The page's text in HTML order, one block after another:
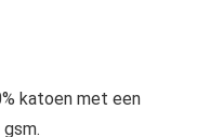
katoen met een